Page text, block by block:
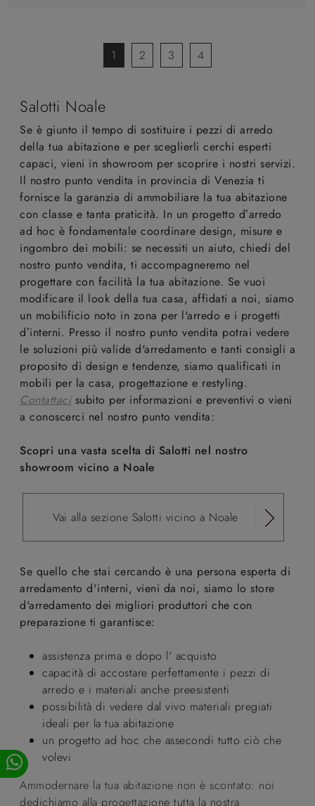
1 2 3 4
Salotti Noale
Se è giunto il tempo di sostituire i pezzi di arredo
della tua abitazione e per sceglierli cerchi esperti
capaci, vieni in showroom per scoprire i nostri servizi.
Il nostro punto vendita in provincia di Venezia ti
fornisce la garanzia di ammobiliare la tua abitazione
con classe e tanta praticità. In un progetto d’arredo
ad hoc è fondamentale coordinare design, misure e
ingombro dei mobili: se necessiti un aiuto, chiedi del
nostro punto vendita, ti accompagneremo nel
progettare con facilità la tua abitazione. Se vuoi
modificare il look della tua casa, affidati a noi, siamo
un mobilificio noto in zona per l'arredo e i progetti
d’interni. Presso il nostro punto vendita potrai vedere
le soluzioni più valide d'arredamento e tanti consigli a
proposito di design e tendenze, siamo qualificati in
mobili per la casa, progettazione e restyling.
Contattacisubito per informazioni e preventivi o vieni
a conoscerci nel nostro punto vendita:
Scopri una vasta scelta di Salotti nel nostro
showroom vicino a Noale
Vai alla sezione Salotti vicino a Noale
Se quello che stai cercando è una persona esperta di
arredamento d'interni, vieni da noi, siamo lo store
d'arredamento dei migliori produttori che con
preparazione ti garantisce:
assistenza prima e dopo l' acquisto
capacità di accostare perfettamente i pezzi di
arredo e i materiali anche preesistenti
possibilità di vedere dal vivo materiali pregiati
ideali per la tua abitazione
un progetto ad hoc che assecondi tutto ciò che
volevi
Ammodernare la tua abitazione non è scontato: noi
dedichiamo alla progettazione tutta la nostra